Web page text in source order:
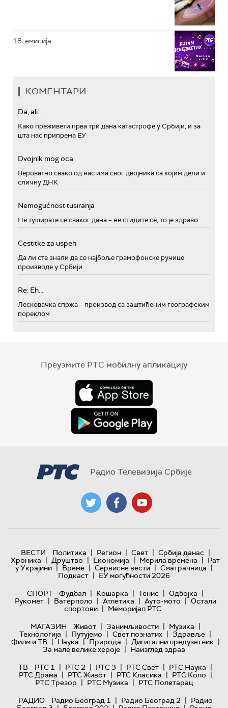
18. емисија
КОМЕНТАРИ
Da, ali...
Како преживети прва три дана катастрофе у Србији, и за
шта нас припрема ЕУ
Dvojnik mog oca
Вероватно свако од нас има свог двојника са којим дели и
сличну ДНК
Nemogućnost tusiranja
Не туширате се сваког дана – не стидите се, то је здраво
Cestitke za uspeh
Да ли сте знали да се најбоље грамофонске ручице
производе у Србији
Re: Eh...
Лесковачка спржа – производ са заштићеним географским
пореклом
Преузмите РТС мобилну апликацију
Радио Телевизија Србије
ВЕСТИ Политика | Регион | Свет | Србија данас |
Хроника | Друштво | Економија | Мерила времена | Рат
у Украјини | Време | Сервисне вести | Сматрачница |
Подкаст | ЕУ могућности 2026
СПОРТ
Фудбал | Кошарка | Тенис | Одбојка |
Рукомет | Ватерполо | Атлетика | Ауто-мото | Остали
спортови | Меморијал РТС
МАГАЗИН
Живот | Занимљивости | Музика |
Технологијa | Путујемо | Свет познатих | Здравље |
Филм и ТВ | Наука | Природа | Дигитални предузетник |
За мале велике хероје | Наизглед здрав
ТВ
РТС 1 | РТС 2 | РТС 3 | РТС Свет | РТС Наука |
РТС Драма | РТС Живот | РТС Класика | РТС Коло |
РТС Трезор | РТС Музика | РТС Полетарац
РАДИО
Радио Београд 1 | Радио Београд 2 | Радио